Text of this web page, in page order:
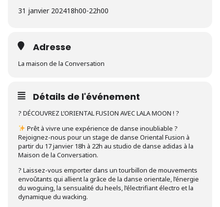
31 janvier 202418h00-22h00
Adresse
La maison de la Conversation
Détails de l'événement
? DÉCOUVREZ L’ORIENTAL FUSION AVEC LALA MOON ! ?
Prêt à vivre une expérience de danse inoubliable ?
Rejoignez-nous pour un stage de danse Oriental Fusion à
partir du 17 janvier 18h à 22h au studio de danse adidas à la
Maison de la Conversation.
? Laissez-vous emporter dans un tourbillon de mouvements
envoûtants qui allient la grâce de la danse orientale, l’énergie
du woguing, la sensualité du heels, l’électrifiant électro et la
dynamique du wacking.